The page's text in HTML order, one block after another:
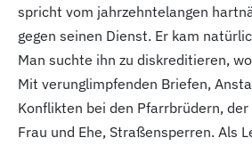
spricht vom jahrzehntelangen
gegen seinen Dienst. Er kam
Man suchte ihn zu diskreditieren,
Mit verunglimpfenden Briefen,
Konflikten bei den Pfarrbrüdern,
Frau und Ehe, Straßensperren. Als